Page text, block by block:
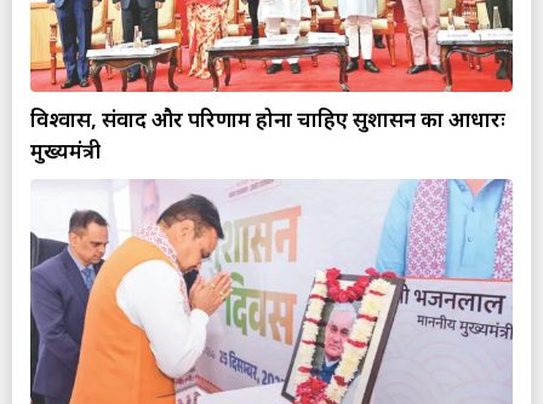
विश्वास, संवाद और परिणाम होना चाहिए सुशासन का आधारः
मुख्यमंत्री